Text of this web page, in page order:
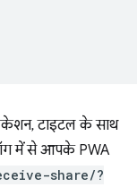
टाइटल के साथ
में से आपके PWA
share/?